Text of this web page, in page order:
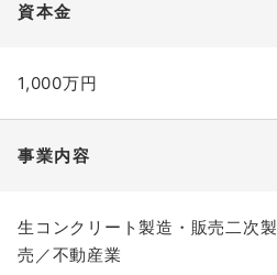
資本金
1,000万円
事業内容
生コンクリート製造・販売二次
売／不動産業